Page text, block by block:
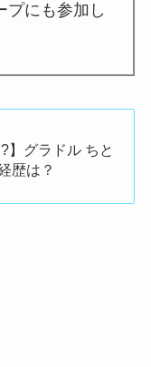
プにも参加し
】グラドル ちと
歴は？